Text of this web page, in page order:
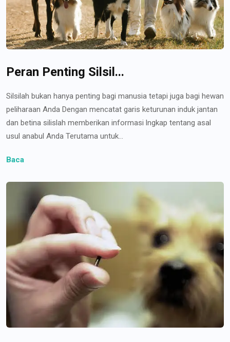
Peran Penting Silsil...
Silsilah bukan hanya penting bagi manusia tetapi juga bagi hewan
peliharaan Anda Dengan mencatat garis keturunan induk jantan
dan betina silislah memberikan informasi lngkap tentang asal
usul anabul Anda Terutama untuk...
Baca